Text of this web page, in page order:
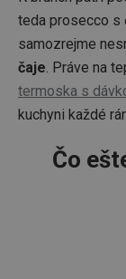
teda prosecco s
samozrejme
čaje. Práve na
termoska s
kuchyni každé
Čo